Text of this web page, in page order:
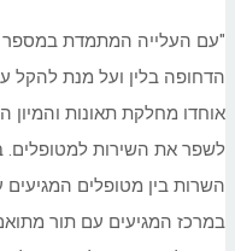
"עם העלייה המתמדת במספר
הדחופה בלין ועל מנת להקל
אוחדו מחלקת תאונות
לשפר את השירות למטופלים.
השרות בין מטופלים
במרכז המגיעים עם תור